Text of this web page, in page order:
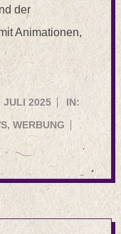
der
Animationen,
JULI 2025 IN:
,WERBUNG